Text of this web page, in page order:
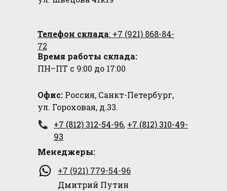
Офис: Россия, Санкт-Петербург,
ул. Гороховая, д.33.
+7 (812) 312-54-96, +7 (812) 310-49-
93
+7 (921) 779-54-96
Дмитрий Путин
Менеджеры:
Телефон склада: +7 (921) 868-84-
72
Время работы склада:
ПН–ПТ с 9:00 до 17:00